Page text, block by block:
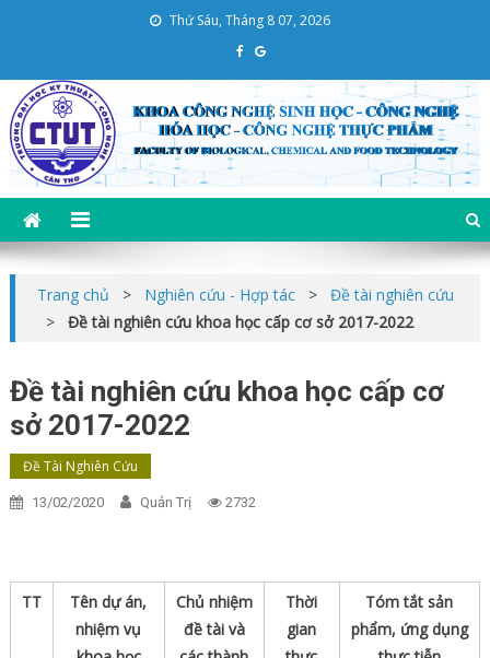
Thứ Sáu, Tháng 8 07, 2026
Khoa CNSH-CNHH-CNTP
Trường Đại học KT – CN Cần Thơ
Trang chủ > Nghiên cứu - Hợp tác >
Đề tài nghiên cứu
>
Đề tài nghiên cứu khoa học cấp cơ sở 2017-2022
Đề tài nghiên cứu khoa học cấp cơ
sở 2017-2022
Đề Tài Nghiên Cứu
13/02/2020 Quản Trị 2732
TT
Tên dự án,
nhiệm vụ
Chủ nhiệm
đề tài và
Thời
gian
Tóm tắt sản
phẩm, ứng dụng